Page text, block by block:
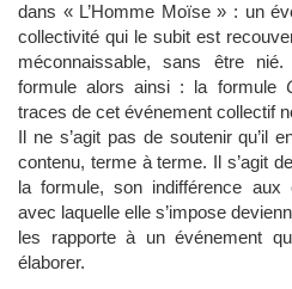
dans « L’Homme Moïse » : un
collectivité qui le subit est
méconnaissable, sans être nié.
formule alors ainsi : la formule
traces de cet événement collectif
Il ne s’agit pas de soutenir qu’il
contenu, terme à terme. Il s’agit
la formule, son indifférence
avec laquelle elle s’impose
les rapporte à un événement
élaborer.